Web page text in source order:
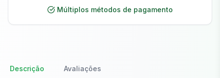
Múltiplos métodos de pagamento
Descrição Avaliações